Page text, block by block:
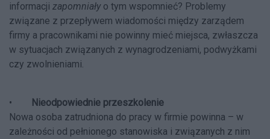
informacji zapomniałyo tym wspomnieć? Problemy
związane z przepływem wiadomości między zarządem
firmy a pracownikami nie powinny mieć miejsca, zwłaszcza
w sytuacjach związanych z wynagrodzeniami, podwyżkami
czy zwolnieniami.
•
Nieodpowiednie przeszkolenie
Nowa osoba zatrudniona do pracy w firmie powinna – w
zależności od pełnionego stanowiska i związanych z nim